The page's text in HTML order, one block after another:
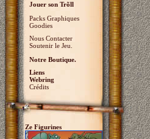
Jouer son Trõll
Packs Graphiques
Goodies
Nous Contacter
Soutenir le Jeu.
Notre Boutique.
Liens
Webring
Crédits
Ze Figurines